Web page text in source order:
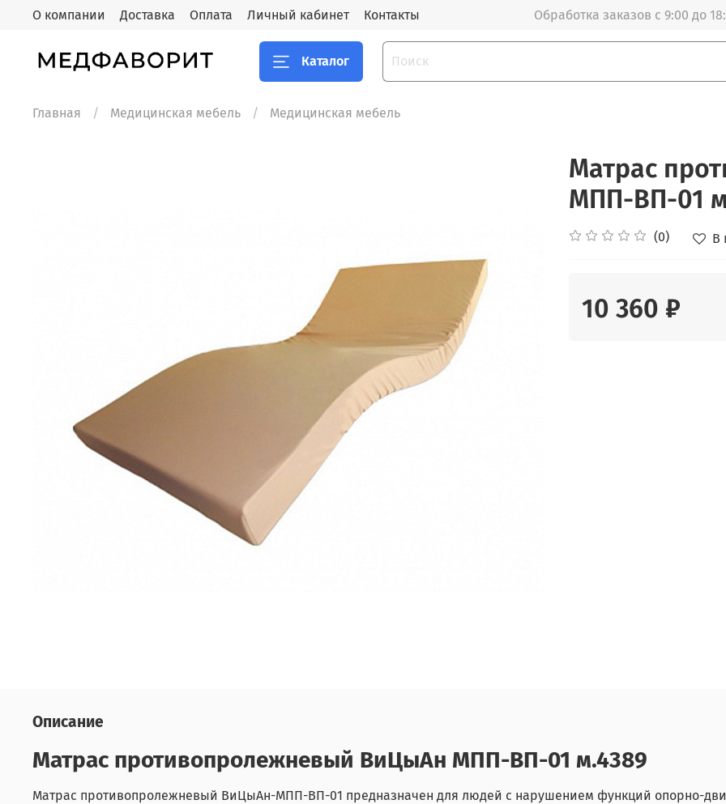
О компании Доставка Оплата Личный кабинет Контакты Обработка заказов с 9:00 до
Каталог
Главная Медицинская мебель Медицинская мебель
Матрас
МПП-ВП-01
(0) В
10 360 ₽
Описание
Матрас противопролежневый ВиЦыАн МПП-ВП-01 м.4389
Матрас противопролежневый ВиЦыАн-МПП-ВП-01 предназначен для людей с нарушением функций опорно-